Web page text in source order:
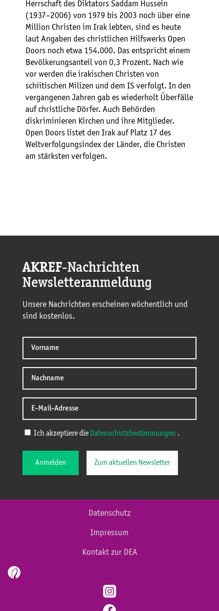
Herrschaft des Diktators Saddam Hussein
(1937–2006) von 1979 bis 2003 noch über eine
Million Christen im Irak lebten, sind es heute
laut Angaben des christlichen Hilfswerks Open
Doors noch etwa 154.000. Das entspricht einem
Bevölkerungsanteil von 0,3 Prozent. Nach wie
vor werden die irakischen Christen von
schiitischen Milizen und dem IS verfolgt. In den
vergangenen Jahren gab es wiederholt Überfälle
auf christliche Dörfer. Auch Behörden
diskriminieren Kirchen und ihre Mitglieder.
Open Doors listet den Irak auf Platz 17 des
Weltverfolgungsindex der Länder, die Christen
am stärksten verfolgen.
AKREF-Nachrichten
Newsletteranmeldung
Unsere Nachrichten erscheinen wöchentlich und
sind kostenlos.
Ich akzeptiere die Datenschutzbestimmungen .
Anmelden Zum aktuellen Newsletter
Datenschutz
Impressum
Kontakt zur DEA